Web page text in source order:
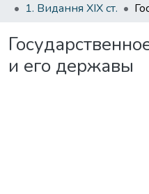
1. Видання ХІХ ст.
и его державы